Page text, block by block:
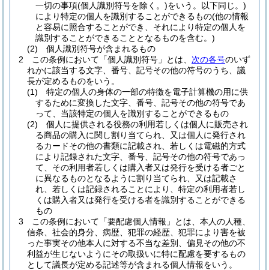
一切の事項(個人識別符号を除く。)をいう。以下同じ。)
により特定の個人を識別することができるもの(他の情報
と容易に照合することができ、それにより特定の個人を
識別することができることとなるものを含む。)
(2)
個人識別符号が含まれるもの
2
この条例において「個人識別符号」とは、 次の各号のいず
れかに該当する文字、番号、記号その他の符号のうち、議
長が定めるものをいう。
(1)
特定の個人の身体の一部の特徴を電子計算機の用に供
するために変換した文字、番号、記号その他の符号であ
って、当該特定の個人を識別することができるもの
(2)
個人に提供される役務の利用若しくは個人に販売され
る商品の購入に関し割り当てられ、又は個人に発行され
るカードその他の書類に記載され、若しくは電磁的方式
により記録された文字、番号、記号その他の符号であっ
て、その利用者若しくは購入者又は発行を受ける者ごと
に異なるものとなるように割り当てられ、又は記載さ
れ、若しくは記録されることにより、特定の利用者若し
くは購入者又は発行を受ける者を識別することができる
もの
3
この条例において「要配慮個人情報」とは、本人の人種、
信条、社会的身分、病歴、犯罪の経歴、犯罪により害を被
った事実その他本人に対する不当な差別、偏見その他の不
利益が生じないようにその取扱いに特に配慮を要するもの
として議長が定める記述等が含まれる個人情報をいう。